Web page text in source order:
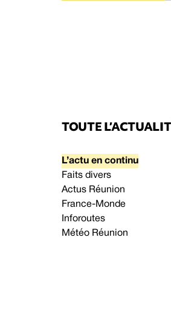
TOUTE
L’actu en continu
Faits divers
Actus Réunion
France-Monde
Inforoutes
Météo Réunion